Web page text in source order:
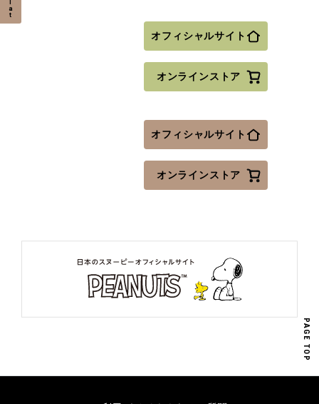
a
t
オフィシャルサイト
オンラインストア
オフィシャルサイト
オンラインストア
PAGE TOP